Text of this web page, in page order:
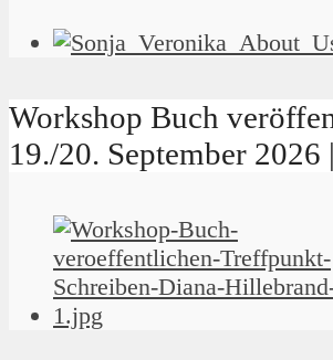
Workshop Buch
19./20. September